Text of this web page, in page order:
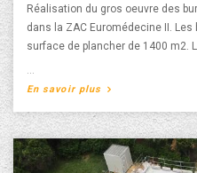
Réalisation du gros oeuvre des
dans la ZAC Euromédecine II.
surface de plancher de 1400 m2.
En savoir plus A propos de